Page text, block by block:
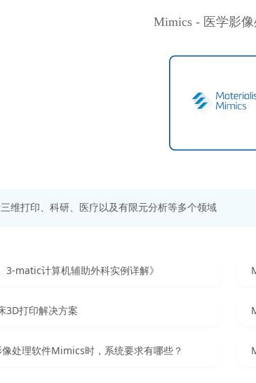
Mimics - 医学影
维打印、科研、医疗以及有限元分析等多个领域
3-matic计算机辅助外科实例详解》
3D打印解决方案
处理软件Mimics时，系统要求有哪些？